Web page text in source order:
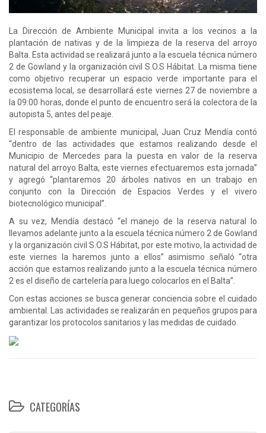
La Dirección de Ambiente Municipal invita a los vecinos a la
plantación de nativas y de la limpieza de la reserva del arroyo
Balta. Esta actividad se realizará junto a la escuela técnica número
2 de Gowland y la organización civil S.O.S Hábitat. La misma tiene
como objetivo recuperar un espacio verde importante para el
ecosistema local, se desarrollará este viernes 27 de noviembre a
la 09:00 horas, donde el punto de encuentro será la colectora de la
autopista 5, antes del peaje.
El responsable de ambiente municipal, Juan Cruz Mendía contó
“dentro de las actividades que estamos realizando desde el
Municipio de Mercedes para la puesta en valor de la reserva
natural del arroyo Balta, este viernes efectuaremos esta jornada”
y agregó “plantaremos 20 árboles nativos en un trabajo en
conjunto con la Dirección de Espacios Verdes y el vivero
biotecnológico municipal”.
A su vez, Mendía destacó “el manejo de la reserva natural lo
llevamos adelante junto a la escuela técnica número 2 de Gowland
y la organización civil S.O.S Hábitat, por este motivo, la actividad de
este viernes la haremos junto a ellos” asimismo señaló “otra
acción que estamos realizando junto a la escuela técnica número
2 es el diseño de cartelería para luego colocarlos en el Balta”.
Con estas acciones se busca generar conciencia sobre el cuidado
ambiental. Las actividades se realizarán en pequeños grupos para
garantizar los protocolos sanitarios y las medidas de cuidado.
CATEGORÍAS